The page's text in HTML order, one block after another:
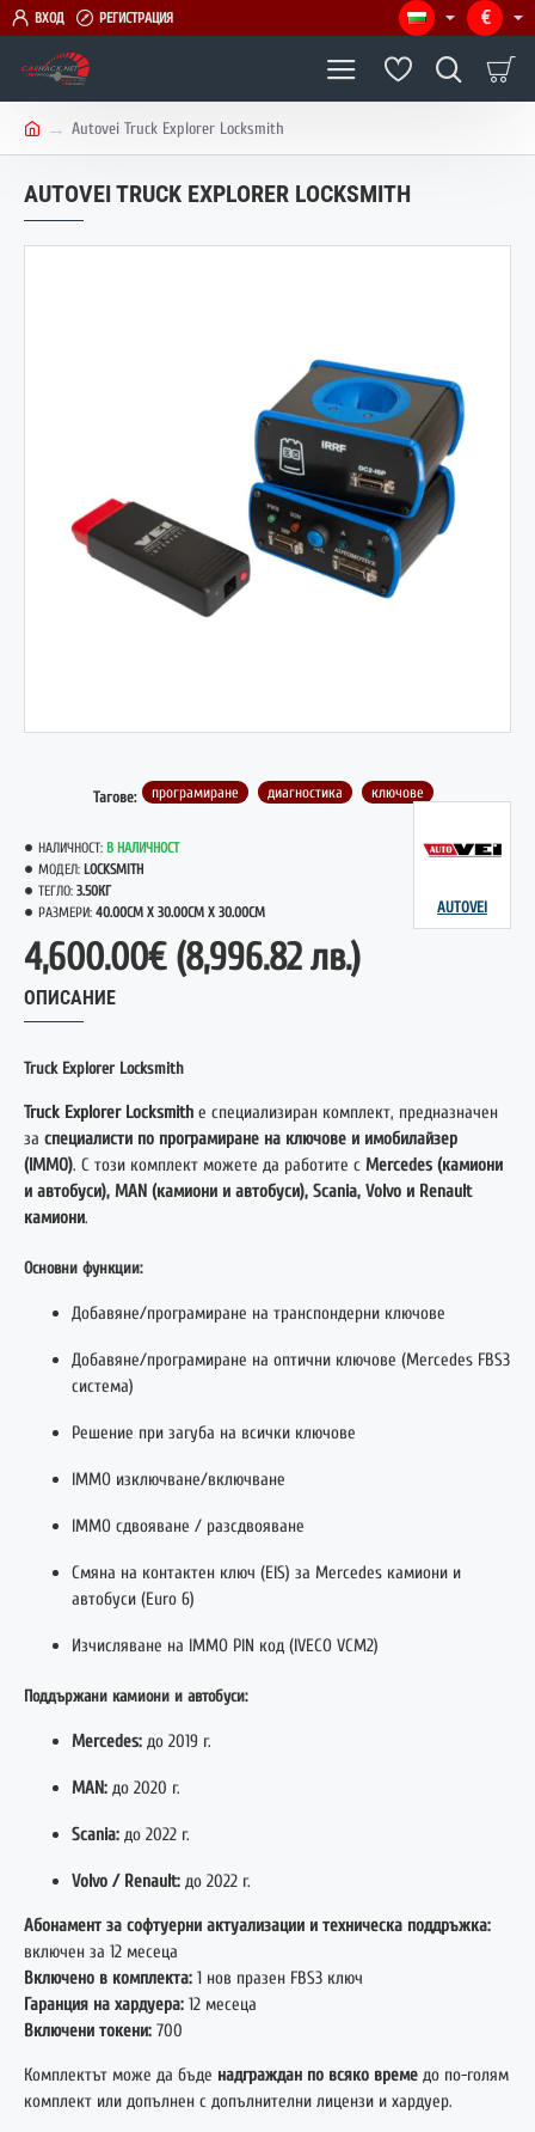
ВХОД РЕГИСТРАЦИЯ €
m
e
Autovei Truck Explorer Locksmith
AUTOVEI TRUCK EXPLORER LOCKSMITH
Тагове: програмиране диагностика ключове
НАЛИЧНОСТ: В НАЛИЧНОСТ
МОДЕЛ: LOCKSMITH
ТЕГЛО: 3.50КГ
РАЗМЕРИ: 40.00CM X 30.00CM X 30.00CM AUTOVEI
4,600.00€ (8,996.82 лв.)
ОПИСАНИЕ
Truck Explorer Locksmith
Truck Explorer Locksmith е специализиран комплект, предназначен
за специалисти по програмиране на ключове и имобилайзер
(IMMO). С този комплект можете да работите с Mercedes (камиони
и автобуси), MAN (камиони и автобуси), Scania, Volvo и Renault
камиони.
Основни функции:
Добавяне/програмиране на транспондерни ключове
Добавяне/програмиране на оптични ключове (Mercedes FBS3
система)
Решение при загуба на всички ключове
IMMO изключване/включване
IMMO сдвояване / разсдвояване
Смяна на контактен ключ (EIS) за Mercedes камиони и
автобуси (Euro 6)
Изчисляване на IMMO PIN код (IVECO VCM2)
Поддържани камиони и автобуси:
Mercedes: до 2019 г.
MAN: до 2020 г.
Scania: до 2022 г.
Volvo / Renault: до 2022 г.
Абонамент за софтуерни актуализации и техническа поддръжка:
включен за 12 месеца
Включено в комплекта: 1 нов празен FBS3 ключ
Гаранция на хардуера: 12 месеца
Включени токени: 700
Комплектът може да бъде надграждан по всяко време до по-голям
комплект или допълнен с допълнителни лицензи и хардуер.